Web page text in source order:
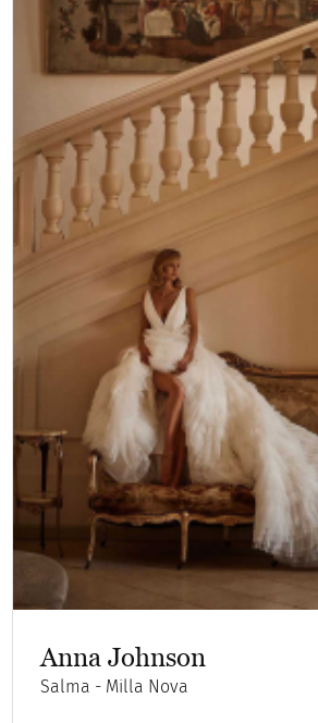
Anna Johnson
Salma - Milla Nova